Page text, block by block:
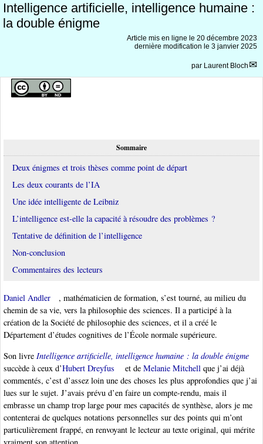
Intelligence artificielle, intelligence humaine :
la double énigme
Article mis en ligne le 20 décembre 2023
dernière modification le 3 janvier 2025
par Laurent Bloch
Sommaire
Deux énigmes et trois thèses comme point de départ
Les deux courants de l’IA
Une idée intelligente de Leibniz
L’intelligence est-elle la capacité à résoudre des problèmes ?
Tentative de définition de l’intelligence
Non-conclusion
Commentaires des lecteurs
Daniel Andler
, mathématicien de formation, s’est tourné, au milieu du
chemin de sa vie, vers la philosophie des sciences. Il a participé à la
création de la Société de philosophie des sciences, et il a créé le
Département d’études cognitives de l’École normale supérieure.
Son livre Intelligence artificielle, intelligence humaine : la double énigme
succède à ceux d’Hubert Dreyfus et de Melanie Mitchell que j’ai déjà
commentés, c’est d’assez loin une des choses les plus approfondies que j’ai
lues sur le sujet. J’avais prévu d’en faire un compte-rendu, mais il
embrasse un champ trop large pour mes capacités de synthèse, alors je me
contenterai de quelques notations personnelles sur des points qui m’ont
particulièrement frappé, en renvoyant le lecteur au texte original, qui mérite
vraiment son attention.